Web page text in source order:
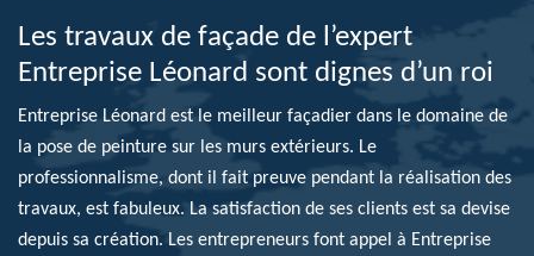
Les travaux de façade de l’expert
Entreprise Léonard sont dignes d’un roi
Entreprise Léonard est le meilleur façadier dans le domaine de
la pose de peinture sur les murs extérieurs. Le
professionnalisme, dont il fait preuve pendant la réalisation des
travaux, est fabuleux. La satisfaction de ses clients est sa devise
depuis sa création. Les entrepreneurs font appel à Entreprise